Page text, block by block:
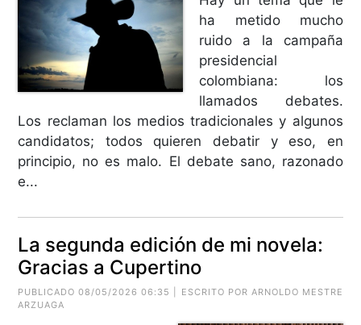
ha metido mucho
ruido a la campaña
presidencial
colombiana: los
llamados debates.
Los reclaman los medios tradicionales y algunos
candidatos; todos quieren debatir y eso, en
principio, no es malo. El debate sano, razonado
e...
La segunda edición de mi novela:
Gracias a Cupertino
PUBLICADO 08/05/2026 06:35 | ESCRITO POR ARNOLDO MESTRE
ARZUAGA